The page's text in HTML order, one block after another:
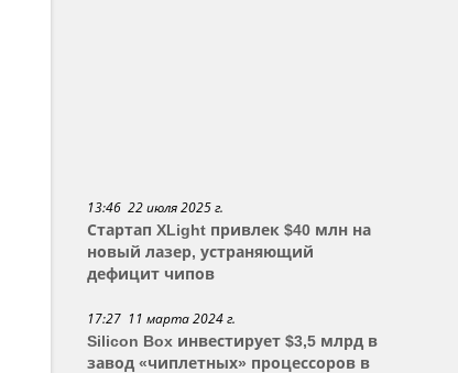
13:46 22 июля 2025 г.
Стартап XLight привлек $40 млн на
новый лазер, устраняющий
дефицит чипов
17:27 11 марта 2024 г.
Silicon Box инвестирует $3,5 млрд в
завод «чиплетных» процессоров в